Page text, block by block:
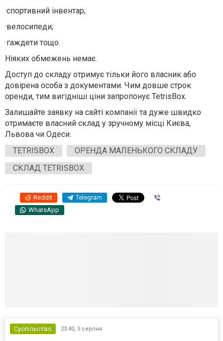
·спортивний інвентар;
·велосипеди;
·гаждети тощо.
Ніяких обмежень немає.
Доступ до складу отримує тільки його власник або
довірена особа з документами. Чим довше строк
оренди, тим вигідніші ціни запропонує TetrisBox.
Залишайте заявку на сайті компанії та дуже швидко
отримаєте власний склад у зручному місці Києва,
Львова чи Одеси.
TETRISBOX
ОРЕНДА МАЛЕНЬКОГО СКЛАДУ
СКЛАД TETRISBOX
Reddit Telegram
WhatsApp
Суспільство 23:40, 5 серпня